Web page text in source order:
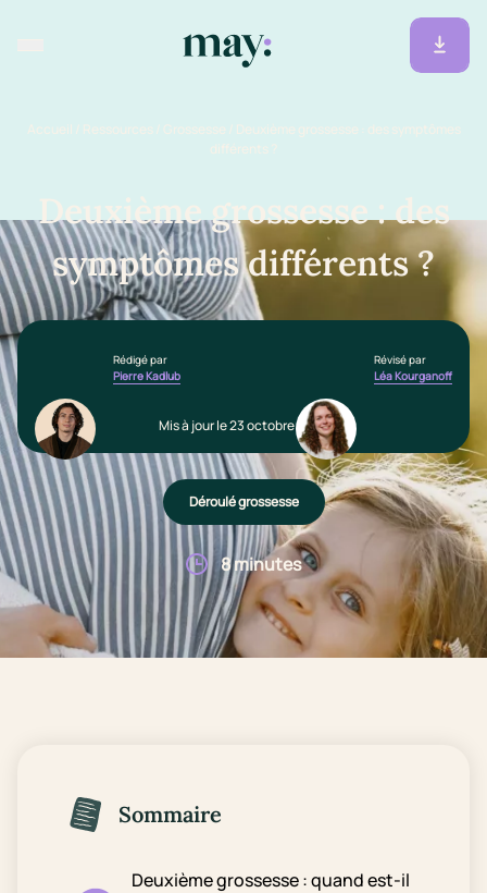
Accueil / Ressources / Grossesse / Deuxième grossesse : des symptômes
différents ?
Deuxième grossesse : des
symptômes différents ?
Rédigé par
Pierre Kadlub
Révisé par
Léa Kourganoff
Mis à jour le 23 octobre 2025
Déroulé grossesse
8 minutes
Sommaire
Deuxième grossesse : quand est-il